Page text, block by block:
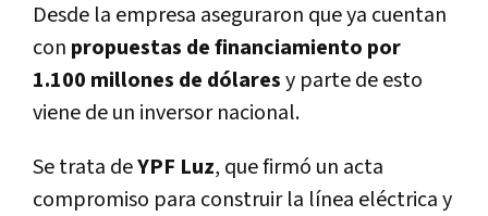
Desde la empresa aseguraron que ya cuentan
con propuestas de financiamiento por
1.100 millones de dólaresy parte de esto
viene de un inversor nacional.
Se trata deYPF Luz, que firmó un acta
compromiso para construir la línea eléctrica y